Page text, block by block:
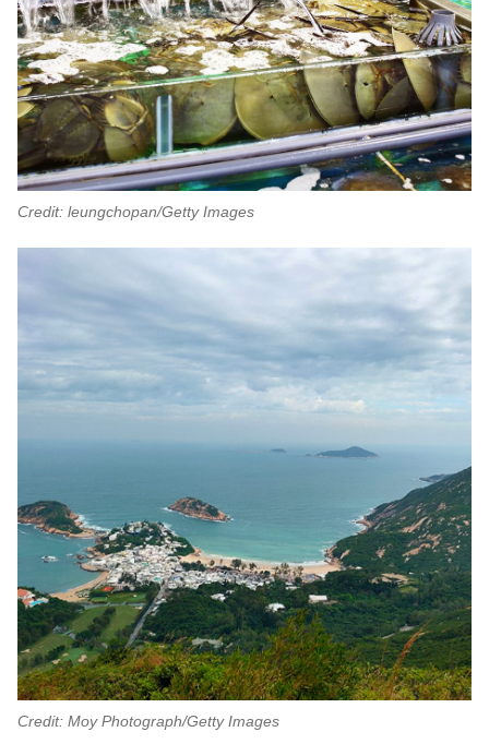
Credit: leungchopan/Getty Images
Credit: Moy Photograph/Getty Images